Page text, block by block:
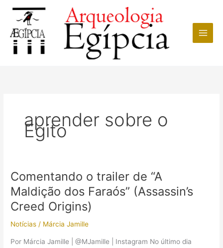
conteúdo
aprender sobre o
Egito
Comentando o trailer de “A
Maldição dos Faraós” (Assassin’s
Creed Origins)
Notícias / Márcia Jamille
Por Márcia Jamille | @MJamille | Instagram No último dia